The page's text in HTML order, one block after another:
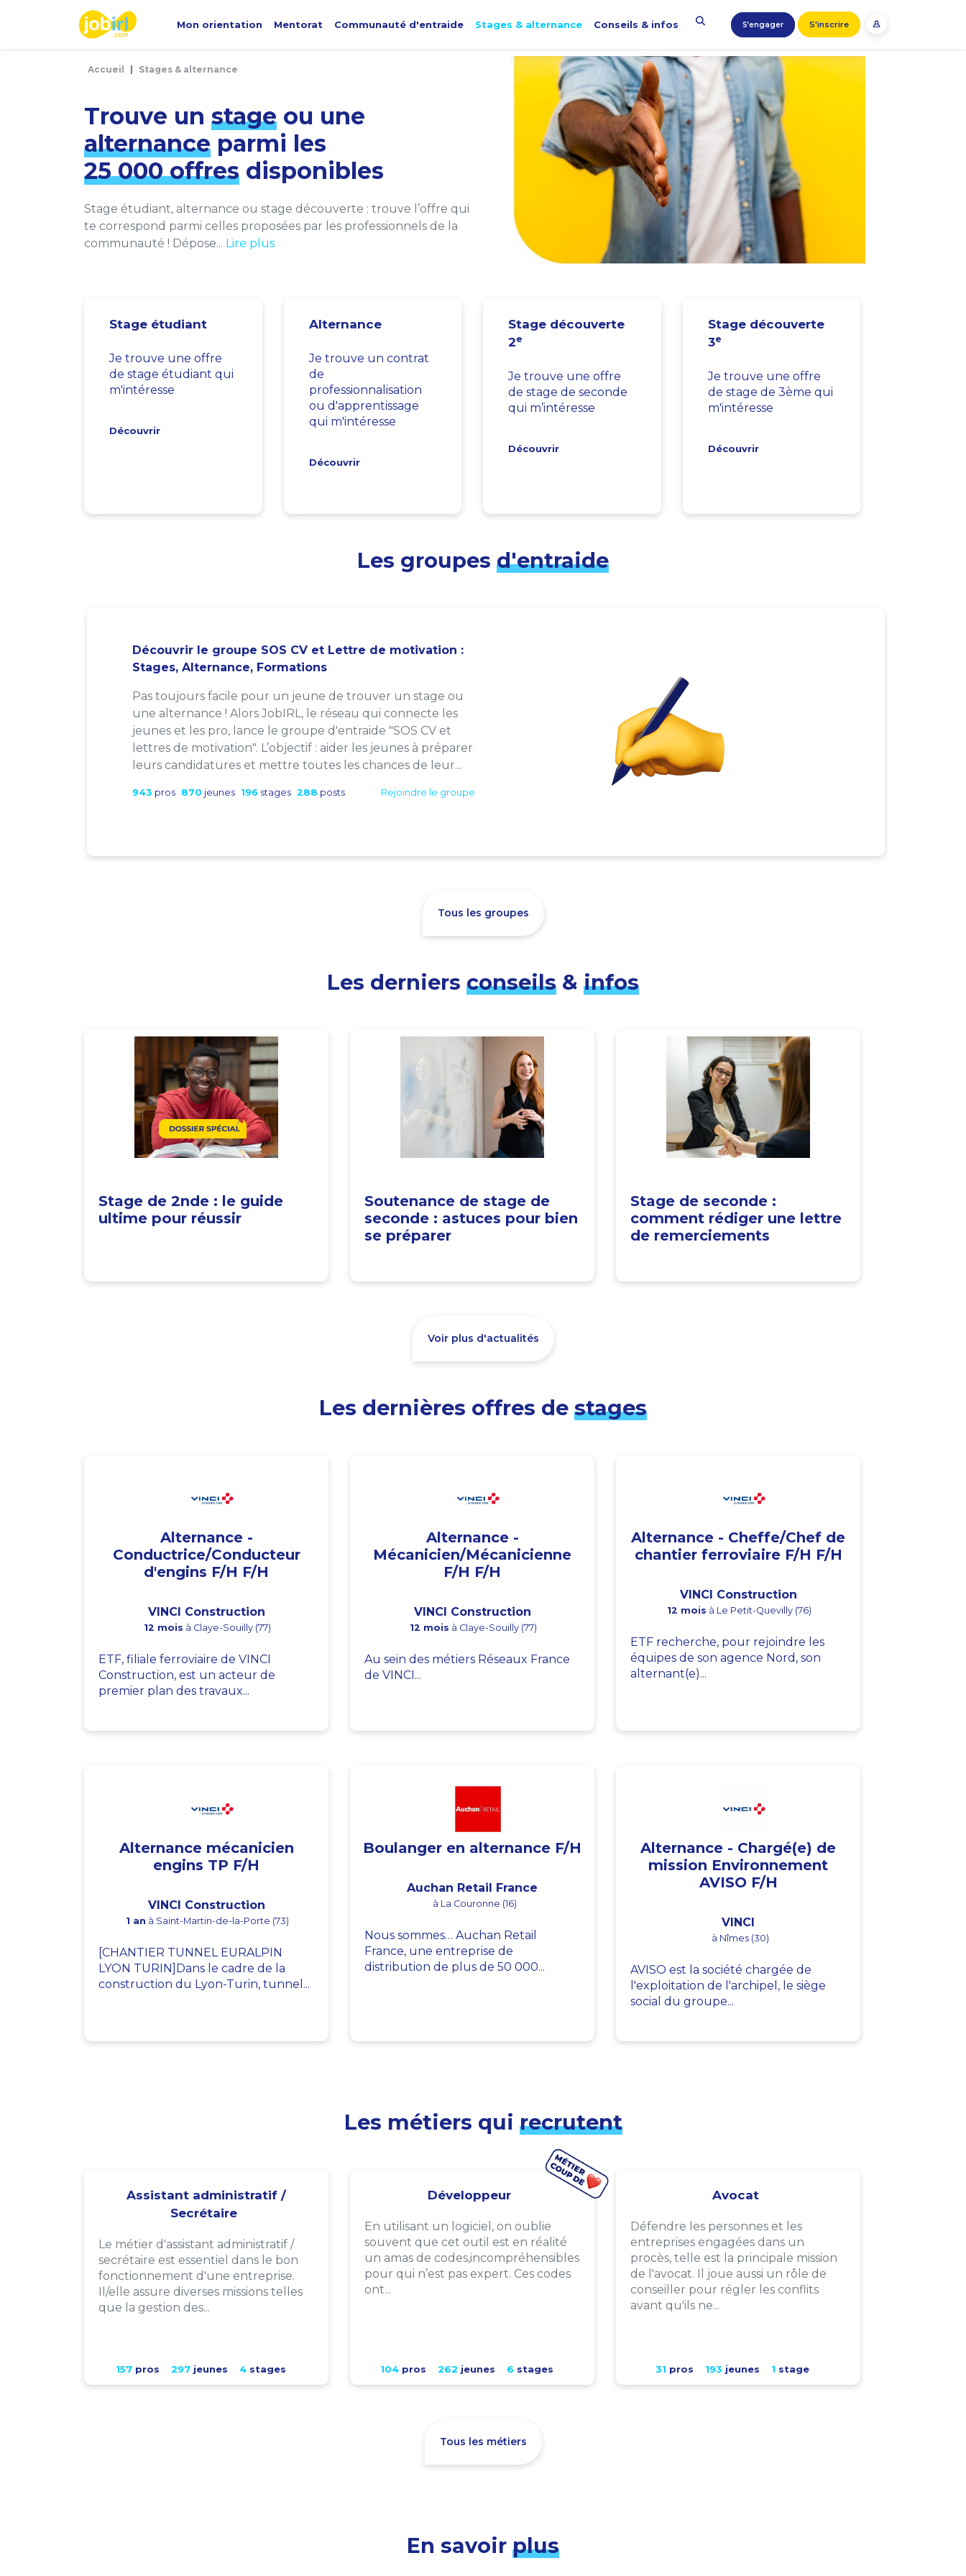
Mon orientation Mentorat Communauté d'entraide Stages & alternance Conseils & infos S’engager S'inscrire
Accueil Stages & alternance
Trouve un stage ou une
alternance parmi les
25 000 offres disponibles
Stage étudiant, alternance ou stage découverte : trouve l’offre qui
te correspond parmi celles proposées par les professionnels de la
communauté ! Dépose... Lire plus
Stage étudiant
Je trouve une offre
de stage étudiant qui
m'intéresse
Découvrir
Alternance
Je trouve un contrat
de
professionnalisation
ou d'apprentissage
qui m'intéresse
Découvrir
Stage découverte
2e
Je trouve une offre
de stage de seconde
qui m’intéresse
Découvrir
Stage découverte
3e
Je trouve une offre
de stage de 3ème qui
m'intéresse
Découvrir
Les groupes d'entraide
Découvrir le groupe SOS CV et Lettre de motivation :
Stages, Alternance, Formations
Pas toujours facile pour un jeune de trouver un stage ou
une alternance ! Alors JobIRL, le réseau qui connecte les
jeunes et les pro, lance le groupe d'entraide "SOS CV et
lettres de motivation". L’objectif : aider les jeunes à préparer
leurs candidatures et mettre toutes les chances de leur...
943 pros 870 jeunes 196 stages 288 posts Rejoindre le groupe
Tous les groupes
Les derniers conseils & infos
Stage de 2nde : le guide
ultime pour réussir
Soutenance de stage de
seconde : astuces pour bien
se préparer
Stage de seconde :
comment rédiger une lettre
de remerciements
Voir plus d'actualités
Les dernières offres de stages
Alternance -
Conductrice/Conducteur
d'engins F/H F/H
VINCI Construction
12 mois à Claye-Souilly (77)
ETF, filiale ferroviaire de VINCI
Construction, est un acteur de
premier plan des travaux...
Alternance -
Mécanicien/Mécanicienne
F/H F/H
VINCI Construction
12 mois à Claye-Souilly (77)
Au sein des métiers Réseaux France
de VINCI...
Alternance - Cheffe/Chef de
chantier ferroviaire F/H F/H
VINCI Construction
12 mois à Le Petit-Quevilly (76)
ETF recherche, pour rejoindre les
équipes de son agence Nord, son
alternant(e)...
Alternance mécanicien
engins TP F/H
VINCI Construction
1 an à Saint-Martin-de-la-Porte (73)
[CHANTIER TUNNEL EURALPIN
LYON TURIN]Dans le cadre de la
construction du Lyon-Turin, tunnel...
Boulanger en alternance F/H
Auchan Retail France
à La Couronne (16)
Nous sommes… Auchan Retail
France, une entreprise de
distribution de plus de 50 000...
Alternance - Chargé(e) de
mission Environnement
AVISO F/H
VINCI
à Nîmes (30)
AVISO est la société chargée de
l'exploitation de l'archipel, le siège
social du groupe...
Les métiers qui recrutent
Assistant administratif /
Secrétaire
Le métier d'assistant administratif /
secrétaire est essentiel dans le bon
fonctionnement d'une entreprise.
Il/elle assure diverses missions telles
que la gestion des...
157pros 297jeunes 4stages
Développeur
En utilisant un logiciel, on oublie
souvent que cet outil est en réalité
un amas de codes,incompréhensibles
pour qui n’est pas expert. Ces codes
ont...
104pros 262 jeunes 6 stages
Avocat
Défendre les personnes et les
entreprises engagées dans un
procès, telle est la principale mission
de l'avocat. Il joue aussi un rôle de
conseiller pour régler les conflits
avant qu'ils ne...
31 pros 193 jeunes 1 stage
Tous les métiers
En savoir plus
Panneau de gestion des cookies